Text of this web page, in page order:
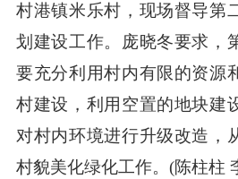
村港镇米乐村，现场督导第
划建设工作。庞晓冬要求，
要充分利用村内有限的资源
村建设，利用空置的地块建
对村内环境进行升级改造，
村貌美化绿化工作。(陈柱柱